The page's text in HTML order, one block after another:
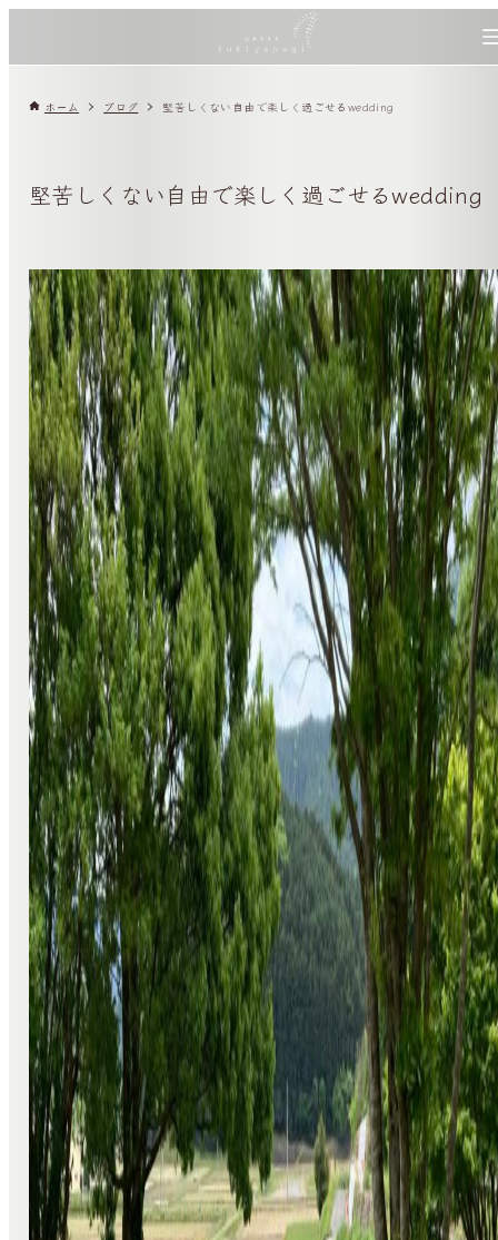
ホーム ブログ 堅苦しくない自由で楽しく過ごせるwedding
堅苦しくない自由で楽しく過ごせるwedding